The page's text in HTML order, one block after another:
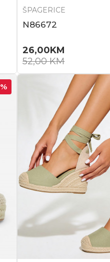
ŠPAGERICE
N86672
26,00KM
52,00KM
%